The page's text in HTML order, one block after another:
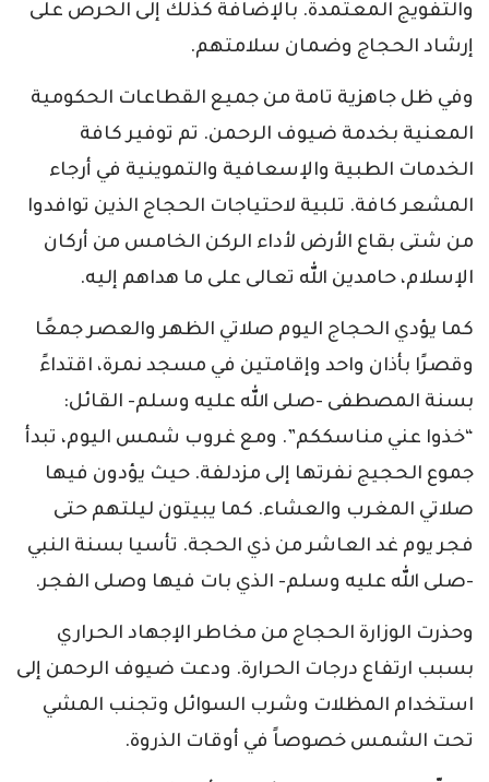
والتفويج المعتمدة. بالإضافة كذلك إلى الحرص على
إرشاد الحجاج وضمان سلامتهم.
وفي ظل جاهزية تامة من جميع القطاعات الحكومية
المعنية بخدمة ضيوف الرحمن. تم توفير كافة
الخدمات الطبية والإسعافية والتموينية في أرجاء
المشعر كافة. تلبية لاحتياجات الحجاج الذين توافدوا
من شتى بقاع الأرض لأداء الركن الخامس من أركان
الإسلام، حامدين الله تعالى على ما هداهم إليه.
كما يؤدي الحجاج اليوم صلاتي الظهر والعصر جمعًا
وقصرًا بأذان واحد وإقامتين في مسجد نمرة، اقتداءً
بسنة المصطفى -صلى الله عليه وسلم- القائل:
“خذوا عني مناسككم”. ومع غروب شمس اليوم، تبدأ
جموع الحجيج نفرتها إلى مزدلفة. حيث يؤدون فيها
صلاتي المغرب والعشاء. كما يبيتون ليلتهم حتى
فجر يوم غد العاشر من ذي الحجة. تأسيا بسنة النبي
-صلى الله عليه وسلم- الذي بات فيها وصلى الفجر.
وحذرت الوزارة الحجاج من مخاطر الإجهاد الحراري
بسبب ارتفاع درجات الحرارة. ودعت ضيوف الرحمن إلى
استخدام المظلات وشرب السوائل وتجنب المشي
تحت الشمس خصوصاً في أوقات الذروة.